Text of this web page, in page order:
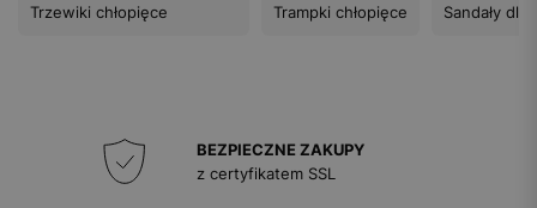
Trzewiki chłopięce Trampki chłopięce Sandały
BEZPIECZNE ZAKUPY
z certyfikatem SSL